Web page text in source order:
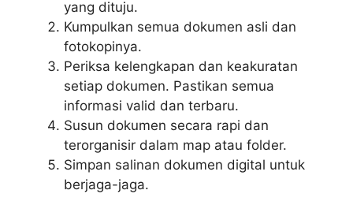
yang dituju.
Kumpulkan semua dokumen asli dan
fotokopinya.
Periksa kelengkapan dan keakuratan
setiap dokumen. Pastikan semua
informasi valid dan terbaru.
Susun dokumen secara rapi dan
terorganisir dalam map atau folder.
Simpan salinan dokumen digital untuk
berjaga-jaga.